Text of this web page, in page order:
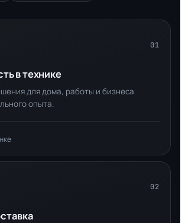
01
в технике
для дома, работы и бизнеса
опыта.
02